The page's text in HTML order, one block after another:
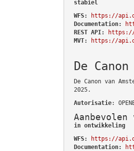
stabiel
WFS:
https://
Documentation:
REST API:
https://
MVT:
https://
De
De Canon van
2025.
Autorisatie:
in ontwikkeling
WFS:
https://
Documentation: